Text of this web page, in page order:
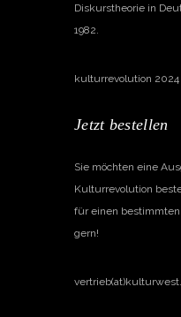
Diskurstheorie in
1982.
kulturrevolution 2024
Jetzt bestellen
Sie möchten eine
Kulturrevolution
für einen bestimmten
gern!